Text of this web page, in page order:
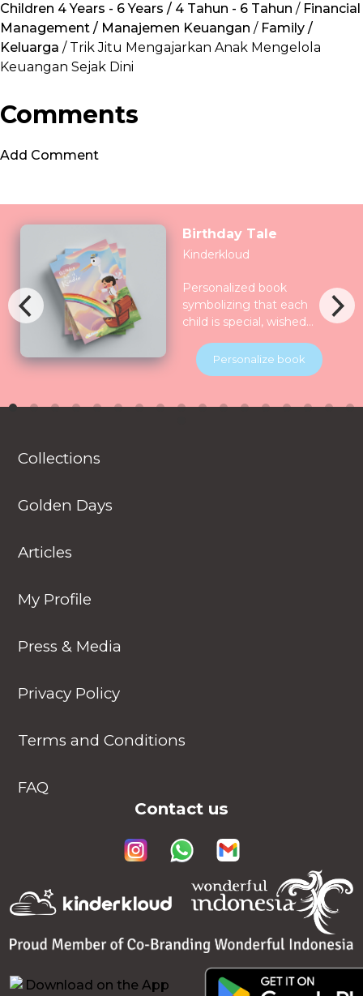
Children 4 Years - 6 Years / 4 Tahun - 6 Tahun / Financial
Management / Manajemen Keuangan / Family /
Keluarga / Trik Jitu Mengajarkan Anak Mengelola
Keuangan Sejak Dini
Comments
Add Comment
Birthday Tale
Kinderkloud
Personalized book
symbolizing that each
child is special, wished
for and all the nature
celebrate them together.
introduced to various
Personalize book
Collections
Golden Days
Articles
My Profile
Press & Media
Privacy Policy
Terms and Conditions
FAQ
Contact us